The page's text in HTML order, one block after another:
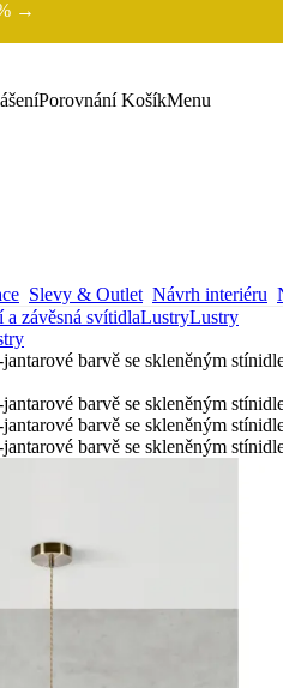
→
Porovnání KošíkMenu
Slevy & Outlet Návrh interiéru
a závěsná svítidlaLustryLustry